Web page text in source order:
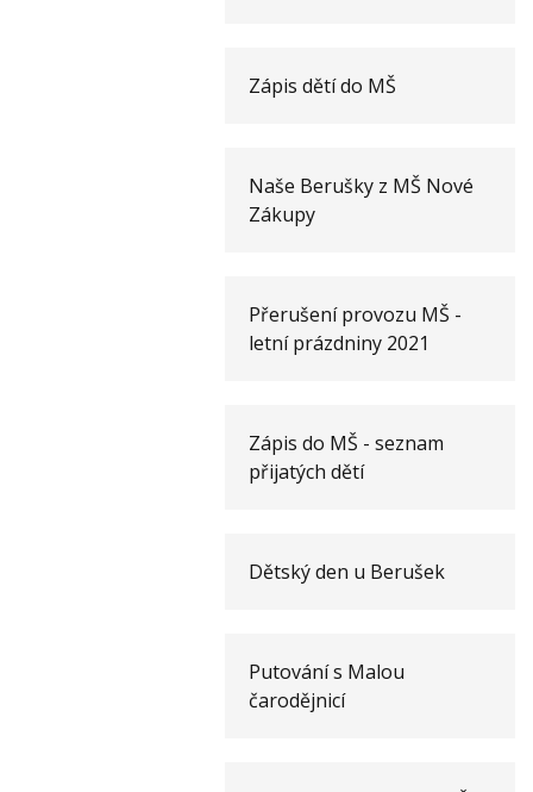
Zápis dětí do MŠ
Naše Berušky z MŠ Nové
Zákupy
Přerušení provozu MŠ -
letní prázdniny 2021
Zápis do MŠ - seznam
přijatých dětí
Dětský den u Berušek
Putování s Malou
čarodějnicí